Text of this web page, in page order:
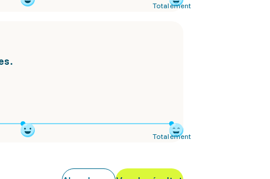
Totalement
Totalement